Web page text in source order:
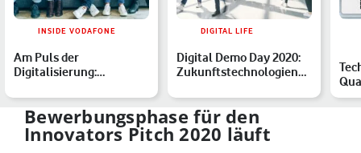
INSIDE VODAFONE
Am Puls der
Digitalisierung:
beleuchtet Stimmun…
DIGITAL LIFE
Digital Demo Day 2020:
Zukunftstechnologien
Bewerbungsphase für den
Innovators Pitch 2020 läuft